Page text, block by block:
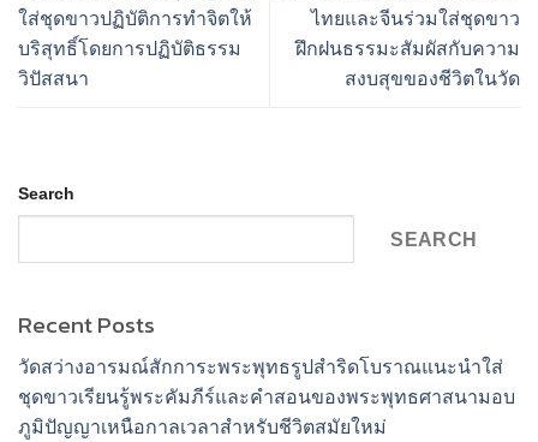
ใส่ชุดขาวปฏิบัติการทำจิตให้
บริสุทธิ์โดยการปฏิบัติธรรม
วิปัสสนา
ไทยและจีนร่วมใส่ชุดขาว
ฝึกฝนธรรมะสัมผัสกับความ
สงบสุขของชีวิตในวัด
Search
SEARCH
Recent Posts
วัดสว่างอารมณ์สักการะพระพุทธรูปสำริดโบราณแนะนำใส่
ชุดขาวเรียนรู้พระคัมภีร์และคำสอนของพระพุทธศาสนามอบ
ภูมิปัญญาเหนือกาลเวลาสำหรับชีวิตสมัยใหม่